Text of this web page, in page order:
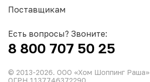
Поставщикам
Есть вопросы? Звоните:
8 800 707 50 25
© 2013-2026. ООО «Хом Шоппинг Раша»
ОГРН 1137746372290